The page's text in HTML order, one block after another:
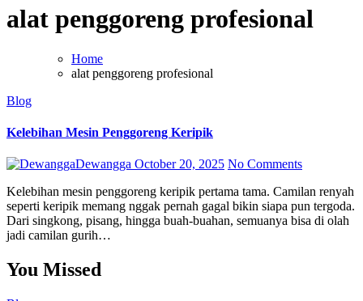
alat penggoreng profesional
Home
alat penggoreng profesional
Blog
Kelebihan Mesin Penggoreng Keripik
Dewangga October 20, 2025 No Comments
Kelebihan mesin penggoreng keripik pertama tama. Camilan renyah
seperti keripik memang nggak pernah gagal bikin siapa pun tergoda.
Dari singkong, pisang, hingga buah-buahan, semuanya bisa di olah
jadi camilan gurih…
You Missed